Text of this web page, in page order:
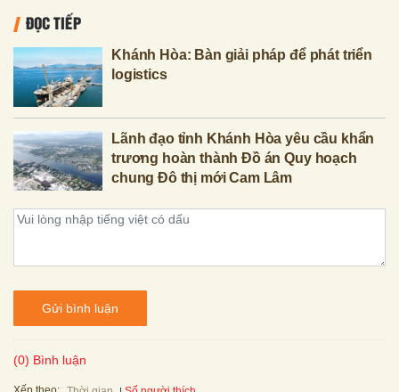
ĐỌC TIẾP
Khánh Hòa: Bàn giải pháp để phát triển
logistics
Lãnh đạo tỉnh Khánh Hòa yêu cầu khẩn
trương hoàn thành Đồ án Quy hoạch
chung Đô thị mới Cam Lâm
Gửi bình luận
(0) Bình luận